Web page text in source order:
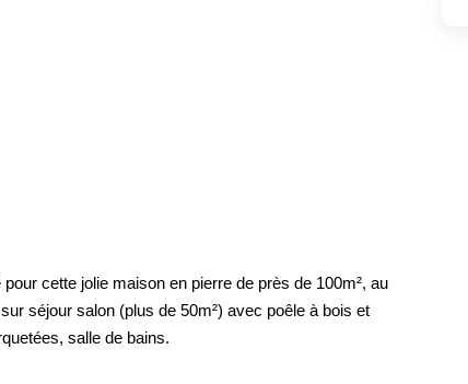
cette jolie maison en pierre de près de 100m², au
séjour salon (plus de 50m²) avec poêle à bois et
salle de bains.